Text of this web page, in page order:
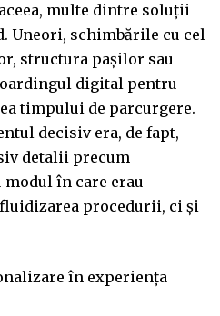
multe dintre soluții
Uneori, schimbările cu cel
structura pașilor sau
digital pentru
timpului de parcurgere.
decisiv era, de fapt,
detalii precum
în care erau
procedurii, ci și
în experiența